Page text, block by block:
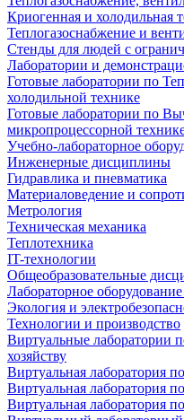
Криогенная и холодильная
Теплогазоснабжение и
Стенды для людей с
Лаборатории и
Готовые лаборатории по
холодильной технике
Готовые лаборатории по
микропроцессорной
Учебно-лабораторное
Инженерные дисциплины
Гидравлика и пневматика
Материаловедение и
Метрология
Техническая механика
Теплотехника
IT-технологии
Общеобразовательные
Лабораторное
Экология и
Технологии и производство
Виртуальные лаборатории
хозяйству
Виртуальная лаборатория
Виртуальная лаборатория
Виртуальная лаборатория